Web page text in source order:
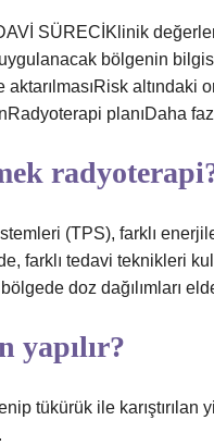
SÜRECİKlinik
bölgenin
altındaki
planıDaha
(TPS), farklı
farklı tedavi teknikleri
doz dağılımları
yapılır?
tükürük ile